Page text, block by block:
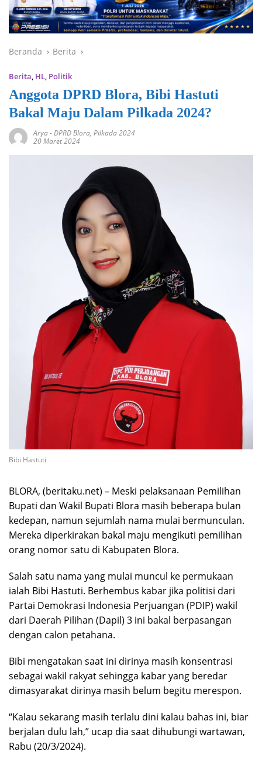
Beranda Berita
Berita, HL, Politik
Anggota DPRD Blora, Bibi Hastuti
Bakal Maju Dalam Pilkada 2024?
Arya-DPRD Blora, Pilkada 2024
20 Maret 2024
Bibi Hastuti
BLORA, (beritaku.net) – Meski pelaksanaan Pemilihan
Bupati dan Wakil Bupati Blora masih beberapa bulan
kedepan, namun sejumlah nama mulai bermunculan.
Mereka diperkirakan bakal maju mengikuti pemilihan
orang nomor satu di Kabupaten Blora.
Salah satu nama yang mulai muncul ke permukaan
ialah Bibi Hastuti. Berhembus kabar jika politisi dari
Partai Demokrasi Indonesia Perjuangan (PDIP) wakil
dari Daerah Pilihan (Dapil) 3 ini bakal berpasangan
dengan calon petahana.
Bibi mengatakan saat ini dirinya masih konsentrasi
sebagai wakil rakyat sehingga kabar yang beredar
dimasyarakat dirinya masih belum begitu merespon.
“Kalau sekarang masih terlalu dini kalau bahas ini, biar
berjalan dulu lah,” ucap dia saat dihubungi wartawan,
Rabu (20/3/2024).